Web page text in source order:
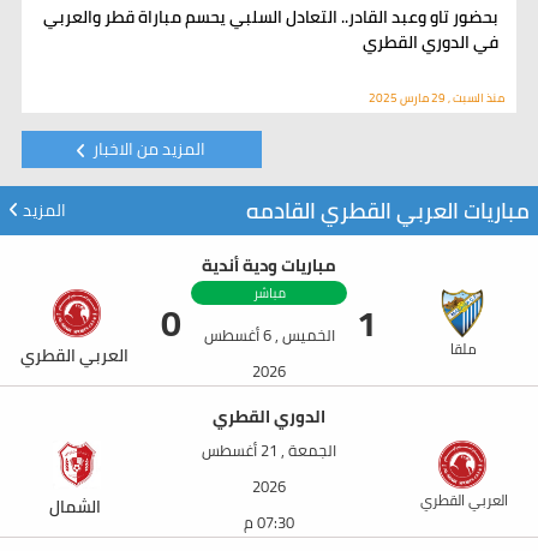
بحضور تاو وعبد القادر.. التعادل السلبي يحسم مباراة قطر والعربي
في الدوري القطري
منذ السبت , 29 مارس 2025
المزيد من الاخبار
مباريات العربي القطري القادمه
المزيد
مباريات ودية أندية
ملقا
مباشر 1
0
الخميس , 6 أغسطس
2026
09:00 م
العربي القطري
الدوري القطري
العربي القطري
الجمعة , 21 أغسطس
2026
07:30 م
الشمال